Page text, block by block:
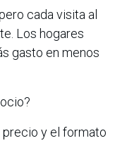
cada visita al
Los hogares
gasto en menos
precio y el formato